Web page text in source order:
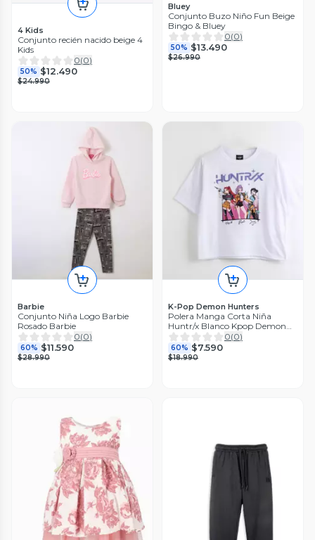
4 Kids
Conjunto recién nacido beige 4
Kids
0(0)
50% $12.490
$24.990
Bluey
Conjunto Buzo Niño Fun Beige
Bingo & Bluey
0(0)
50% $13.490
$26.990
Barbie
Conjunto Niña Logo Barbie
Rosado Barbie
0(0)
60% $11.590
$28.990
K-Pop Demon Hunters
Polera Manga Corta Niña
Huntr/x Blanco Kpop Demon
Hunters
0(0)
60% $7.590
$18.990